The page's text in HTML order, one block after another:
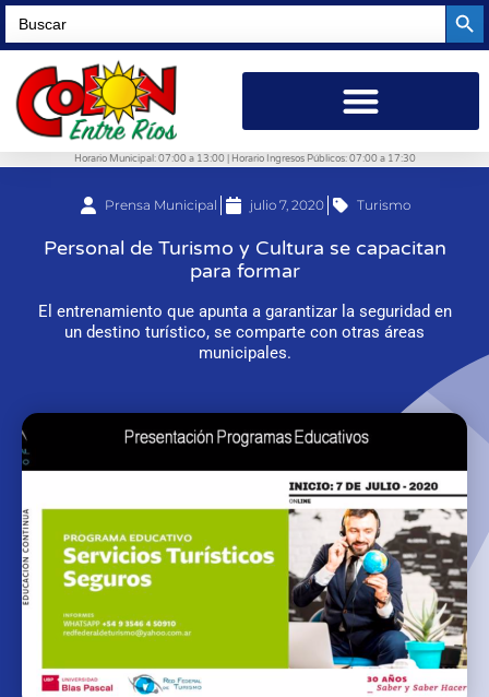
Search
for:
Horario Municipal: 07:00 a 13:00 | Horario Ingresos Públicos: 07:00 a 17:30
Prensa Municipal julio 7, 2020 Turismo
Personal de Turismo y Cultura se capacitan
para formar
El entrenamiento que apunta a garantizar la seguridad en
un destino turístico, se comparte con otras áreas
municipales.